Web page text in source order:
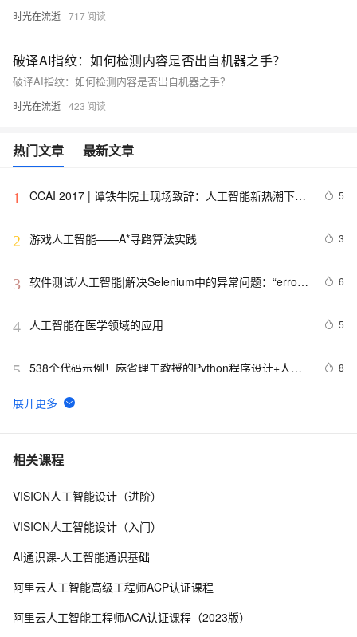
时光在流逝 717
破译AI指纹：如何检测内容是否出自机器之手？
破译AI指纹：如何检测内容是否出自机器之手？
时光在流逝 423
热门文章 最新文章
1 CCAI 2017 | 谭铁牛院士现场致辞：人工智能新热潮下要
5
2 游戏人工智能——A*寻路算法实践 3
3 软件测试/人工智能|解决Selenium中的异常问题：“error
6
4 人工智能在医学领域的应用 5
5 538个代码示例！麻省理工教授的Python程序设计+人工
8
6 贾扬清：如何看待人工智能方向的重要问题？
7 探索人工智能的伦理困境：我们如何确保AI的道德发展？
8 赋予机器可媲美人类的视觉，或是人工智能的发展趋势
10干货！蚂蚁金服有哪些论文入选了人工智能顶会AAAI
相关课程
VISION人工智能设计（进阶）
VISION人工智能设计（入门）
AI通识课-人工智能通识基础
阿里云人工智能高级工程师ACP认证课程
阿里云人工智能工程师ACA认证课程（2023版）